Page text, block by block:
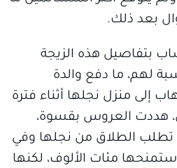
بعد ذلك.
بتفاصيل هذه الزيجة
لهم، ما دفع والدة
إلى منزل نجلها أثناء فترة
هددت العروس بقسوة،
الطلاق من نجلها وفي
ستمنحها مئات الألوف، لكنها